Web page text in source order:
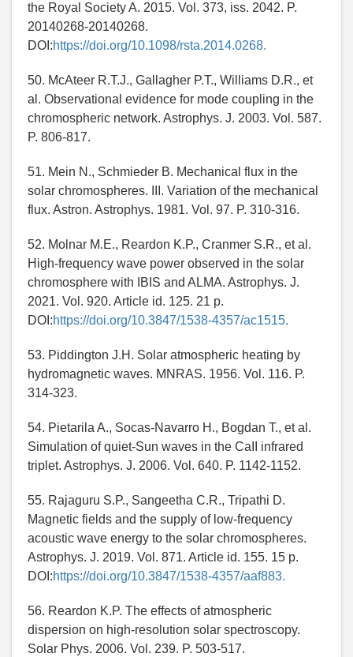
the Royal Society A. 2015. Vol. 373, iss. 2042. P.
20140268-20140268.
DOI:https://doi.org/10.1098/rsta.2014.0268.
50. McAteer R.T.J., Gallagher P.T., Williams D.R., et
al. Observational evidence for mode coupling in the
chromospheric network. Astrophys. J. 2003. Vol. 587.
P. 806-817.
51. Mein N., Schmieder B. Mechanical flux in the
solar chromospheres. III. Variation of the mechanical
flux. Astron. Astrophys. 1981. Vol. 97. P. 310-316.
52. Molnar M.E., Reardon K.P., Cranmer S.R., et al.
High-frequency wave power observed in the solar
chromosphere with IBIS and ALMA. Astrophys. J.
2021. Vol. 920. Article id. 125. 21 p.
DOI:https://doi.org/10.3847/1538-4357/ac1515.
53. Piddington J.H. Solar atmospheric heating by
hydromagnetic waves. MNRAS. 1956. Vol. 116. P.
314-323.
54. Pietarila A., Socas-Navarro H., Bogdan T., et al.
Simulation of quiet-Sun waves in the CaII infrared
triplet. Astrophys. J. 2006. Vol. 640. P. 1142-1152.
55. Rajaguru S.P., Sangeetha C.R., Tripathi D.
Magnetic fields and the supply of low-frequency
acoustic wave energy to the solar chromospheres.
Astrophys. J. 2019. Vol. 871. Article id. 155. 15 p.
DOI:https://doi.org/10.3847/1538-4357/aaf883.
56. Reardon K.P. The effects of atmospheric
dispersion on high-resolution solar spectroscopy.
Solar Phys. 2006. Vol. 239. P. 503-517.